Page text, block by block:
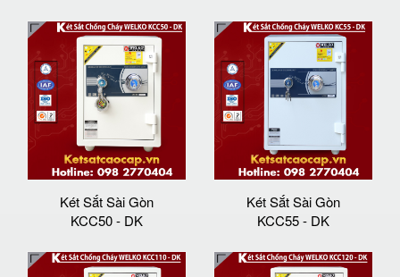
Két Sắt Sài Gòn
KCC50 - DK
Két Sắt Sài Gòn
KCC55 - DK